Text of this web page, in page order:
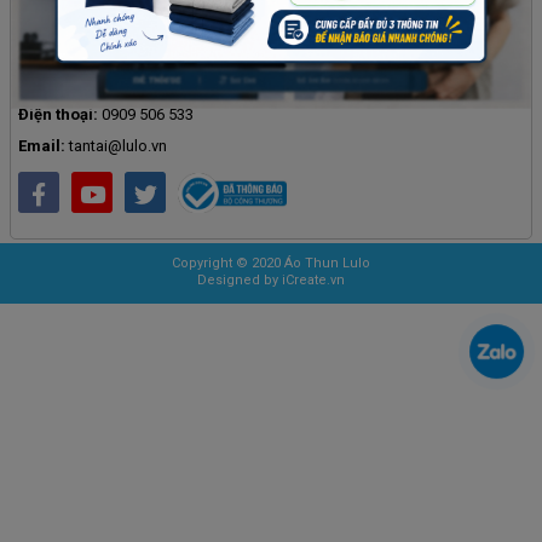
có thể tư vấn cho anh chị bằng hai ngôn ngữ Anh - Việt. Chúc anh chị một
ngày vui vẻ!!!
F9/1 ấp 6, xã Vĩnh Lộc, Thành phố Hồ Chí Minh
Điện thoại: 0909 506 533
Email:tantai@lulo.vn
Copyright © 2020 Áo Thun Lulo
Designed by iCreate.vn